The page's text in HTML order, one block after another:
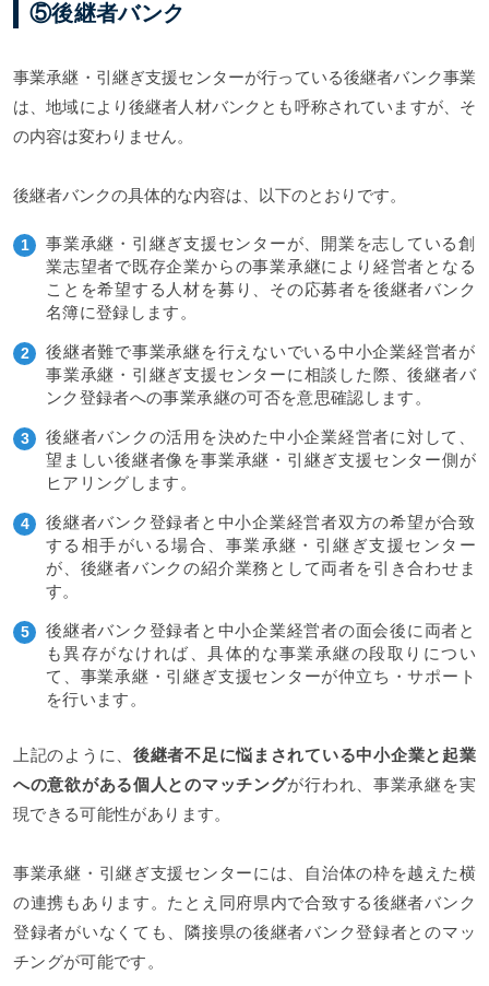
⑤後継者バンク
事業承継・引継ぎ支援センターが行っている後継者バンク事業
は、地域により後継者人材バンクとも呼称されていますが、そ
の内容は変わりません。
後継者バンクの具体的な内容は、以下のとおりです。
事業承継・引継ぎ支援センターが、開業を志している創
業志望者で既存企業からの事業承継により経営者となる
ことを希望する人材を募り、その応募者を後継者バンク
名簿に登録します。
後継者難で事業承継を行えないでいる中小企業経営者が
事業承継・引継ぎ支援センターに相談した際、後継者バ
ンク登録者への事業承継の可否を意思確認します。
後継者バンクの活用を決めた中小企業経営者に対して、
望ましい後継者像を事業承継・引継ぎ支援センター側が
ヒアリングします。
後継者バンク登録者と中小企業経営者双方の希望が合致
する相手がいる場合、事業承継・引継ぎ支援センター
が、後継者バンクの紹介業務として両者を引き合わせま
す。
後継者バンク登録者と中小企業経営者の面会後に両者と
も異存がなければ、具体的な事業承継の段取りについ
て、事業承継・引継ぎ支援センターが仲立ち・サポート
を行います。
上記のように、後継者不足に悩まされている中小企業と起業
への意欲がある個人とのマッチングが行われ、事業承継を実
現できる可能性があります。
事業承継・引継ぎ支援センターには、自治体の枠を越えた横
の連携もあります。たとえ同府県内で合致する後継者バンク
登録者がいなくても、隣接県の後継者バンク登録者とのマッ
チングが可能です。